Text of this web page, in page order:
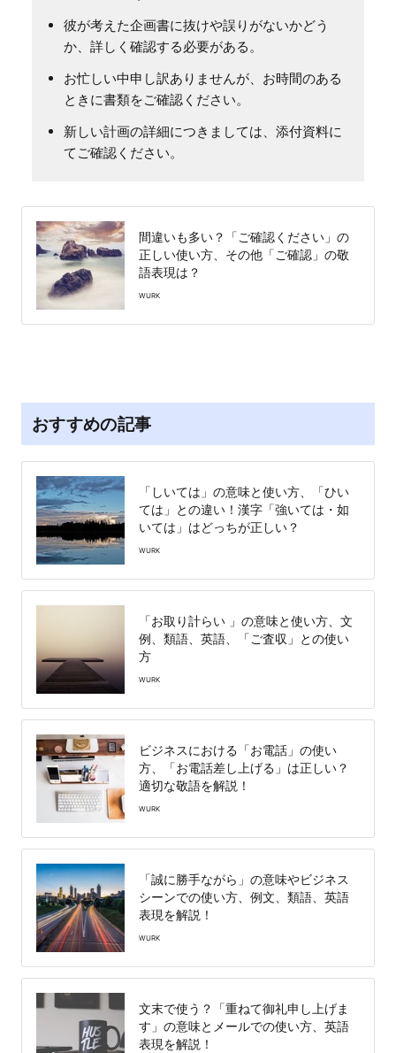
彼が考えた企画書に抜けや誤りがないかどう
か、詳しく確認する必要がある。
お忙しい中申し訳ありませんが、お時間のある
ときに書類をご確認ください。
新しい計画の詳細につきましては、添付資料に
てご確認ください。
間違いも多い？「ご確認ください」の
正しい使い方、その他「ご確認」の敬
語表現は？
WURK
おすすめの記事
「しいては」の意味と使い方、「ひい
ては」との違い！漢字「強いては・如
いては」はどっちが正しい？
WURK
「お取り計らい 」の意味と使い方、文
例、類語、英語、「ご査収」との使い
方
WURK
ビジネスにおける「お電話」の使い
方、「お電話差し上げる」は正しい？
適切な敬語を解説！
WURK
「誠に勝手ながら」の意味やビジネス
シーンでの使い方、例文、類語、英語
表現を解説！
WURK
文末で使う？「重ねて御礼申し上げま
す」の意味とメールでの使い方、英語
表現を解説！